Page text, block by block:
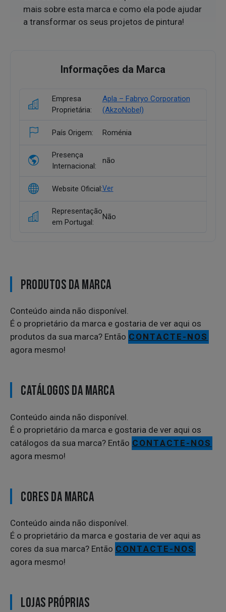
mais sobre esta marca e como ela pode ajudar
a transformar os seus projetos de pintura!
Informações da Marca
Empresa
Proprietária:
Apla – Fabryo Corporation
(AkzoNobel)
País Origem: Roménia
Presença
Internacional:
não
Website Oficial:Ver
Representação
em Portugal:
Não
PRODUTOS DA MARCA
Conteúdo ainda não disponível.
É o proprietário da marca e gostaria de ver aqui os
produtos da sua marca? Então CONTACTE-NOS
agora mesmo!
CATÁLOGOS DA MARCA
Conteúdo ainda não disponível.
É o proprietário da marca e gostaria de ver aqui os
catálogos da sua marca? Então CONTACTE-NOS
agora mesmo!
CORES DA MARCA
Conteúdo ainda não disponível.
É o proprietário da marca e gostaria de ver aqui as
cores da sua marca? Então CONTACTE-NOS
agora mesmo!
LOJAS PRÓPRIAS